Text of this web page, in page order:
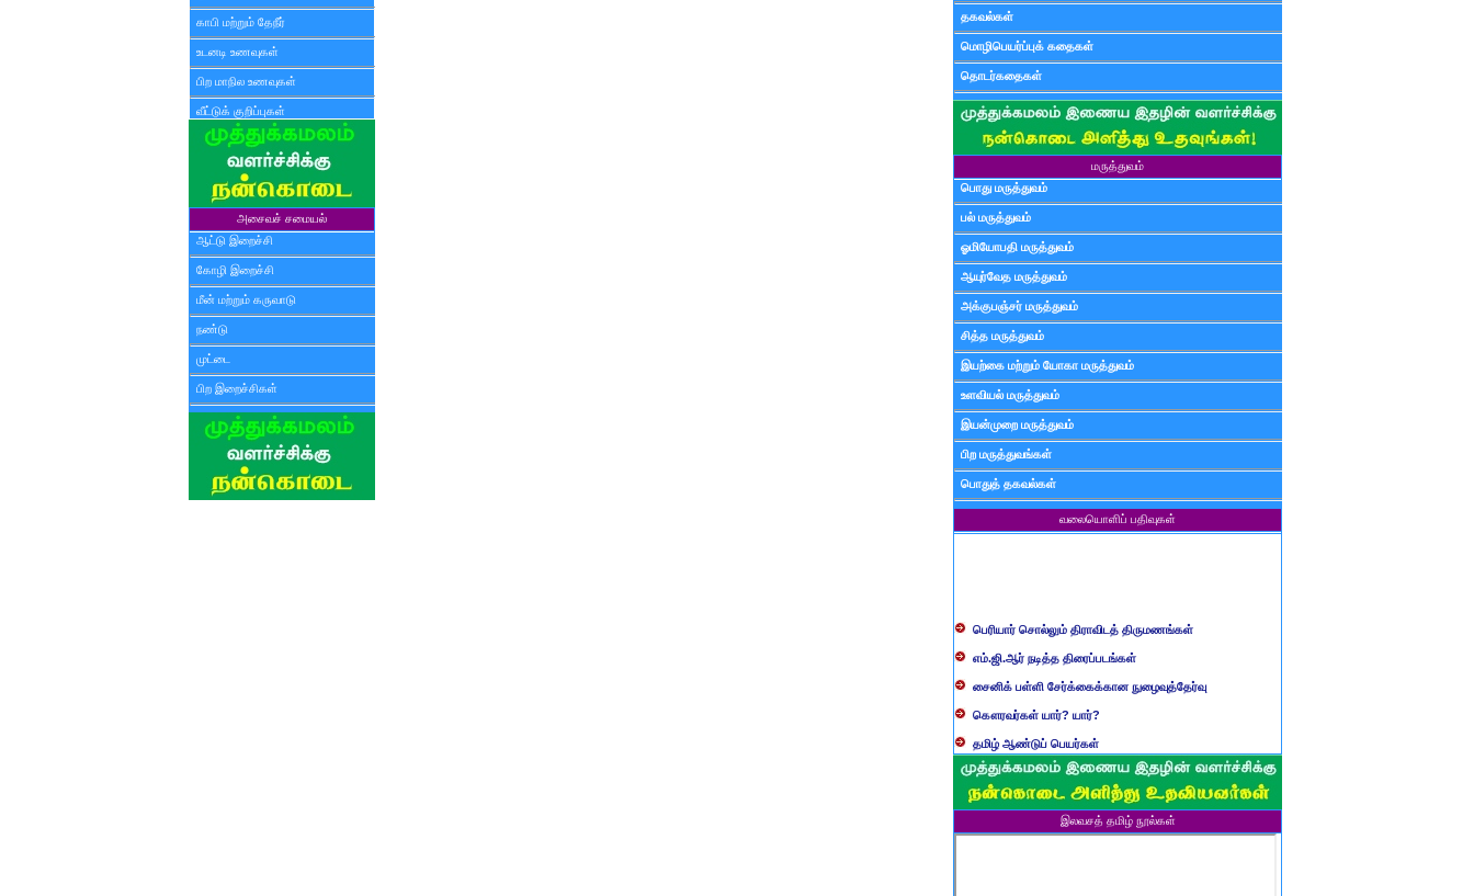
காபி மற்றும் தேநீர்
உடனடி உணவுகள்
பிற மாநில உணவுகள்
வீட்டுக் குறிப்புகள்
அசைவச் சமையல்
ஆட்டு இறைச்சி
கோழி இறைச்சி
மீன் மற்றும் கருவாடு
நண்டு
முட்டை
பிற இறைச்சிகள்
தகவல்கள்
மொழிபெயர்ப்புக் கதைகள்
தொடர்கதைகள்
மருத்துவம்
பொது மருத்துவம்
பல் மருத்துவம்
ஓமியோபதி மருத்துவம்
ஆயுர்வேத மருத்துவம்
அக்குபஞ்சர் மருத்துவம்
சித்த மருத்துவம்
இயற்கை மற்றும் யோகா மருத்துவம்
உளவியல் மருத்துவம்
இயன்முறை மருத்துவம்
பிற மருத்துவங்கள்
பொதுத் தகவல்கள்
வலையொளிப் பதிவுகள்
எம்.ஜி.ஆர் நடித்த திரைப்படங்கள்
சைனிக் பள்ளி சேர்க்கைக்கான நுழைவுத்தேர்வு
கௌரவர்கள் யார்? யார்?
தமிழ் ஆண்டுப் பெயர்கள்
பிள்ளையார் சுழி வந்தது எப்படி?
வருவது போவது, வந்தால் போகாது, போனால் வராது...?
பண்டைய படைப் பெயர்கள்
ஸ்ரீ அன்னை உணர்த்திய மலர்கள்
இலவசத் தமிழ் நூல்கள்